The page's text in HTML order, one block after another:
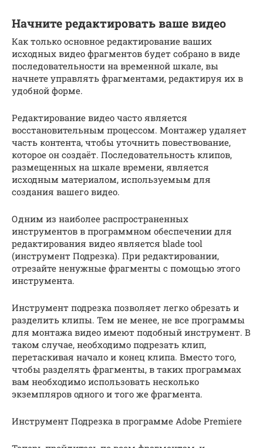
Начните редактировать ваше видео
Как только основное редактирование ваших
исходных видео фрагментов будет собрано в виде
последовательности на временной шкале, вы
начнете управлять фрагментами, редактируя их в
удобной форме.
Редактирование видео часто является
восстановительным процессом. Монтажер удаляет
часть контента, чтобы уточнить повествование,
которое он создаёт. Последовательность клипов,
размещенных на шкале времени, является
исходным материалом, используемым для
создания вашего видео.
Одним из наиболее распространенных
инструментов в программном обеспечении для
редактирования видео является blade tool
(инструмент Подрезка). При редактировании,
отрезайте ненужные фрагменты с помощью этого
инструмента.
Инструмент подрезка позволяет легко обрезать и
разделить клипы. Тем не менее, не все программы
для монтажа видео имеют подобный инструмент. В
таком случае, необходимо подрезать клип,
перетаскивая начало и конец клипа. Вместо того,
чтобы разделять фрагменты, в таких программах
вам необходимо использовать несколько
экземпляров одного и того же фрагмента.
Инструмент Подрезка в программе Adobe Premiere